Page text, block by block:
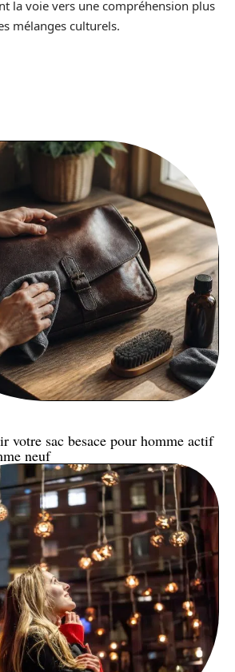
la voie vers une compréhension plus
mélanges culturels.
votre sac besace pour homme actif
neuf